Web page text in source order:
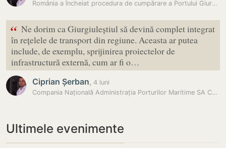
România a încheiat procedura de cumpărare a Portului Giurgiulești din…
“ Ne dorim ca Giurgiuleștiul să devină complet integrat
în rețelele de transport din regiune. Aceasta ar putea
include, de exemplu, sprijinirea proiectelor de
infrastructură externă, cum ar fi o…
Ciprian Șerban, 4 luni
Compania Națională Administrația Porturilor Maritime SA Constanța a…
Ultimele evenimente